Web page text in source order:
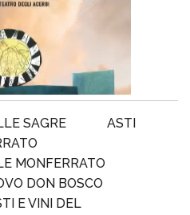
SAGRE
ASTI
MONFERRATO
DON BOSCO
E VINI DEL